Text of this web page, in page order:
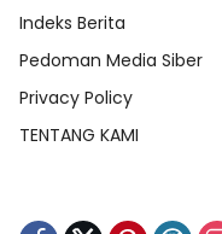
Indeks Berita
Pedoman Media Siber
Privacy Policy
TENTANG KAMI